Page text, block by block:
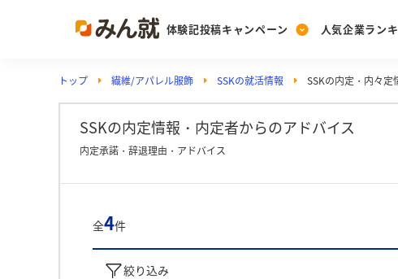
体験記投稿キャンペーン
Post
投稿する
人気企業ラン
Ranking
ランキングを見る
Vote
PickUp
注目の企業特集
トップ 繊維/アパレル服飾 SSKの就活情報 SSKの内定・内々定
SSKの内定情報・内定者からのアドバイス
内定承諾・辞退理由・アドバイス
全4件
絞り込み